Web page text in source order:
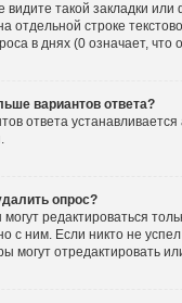
видите такой закладки
отдельной строке
в днях (0 означает,
вариантов ответа?
ответа
опрос?
редактироваться
с ним. Если никто не
могут отредактировать